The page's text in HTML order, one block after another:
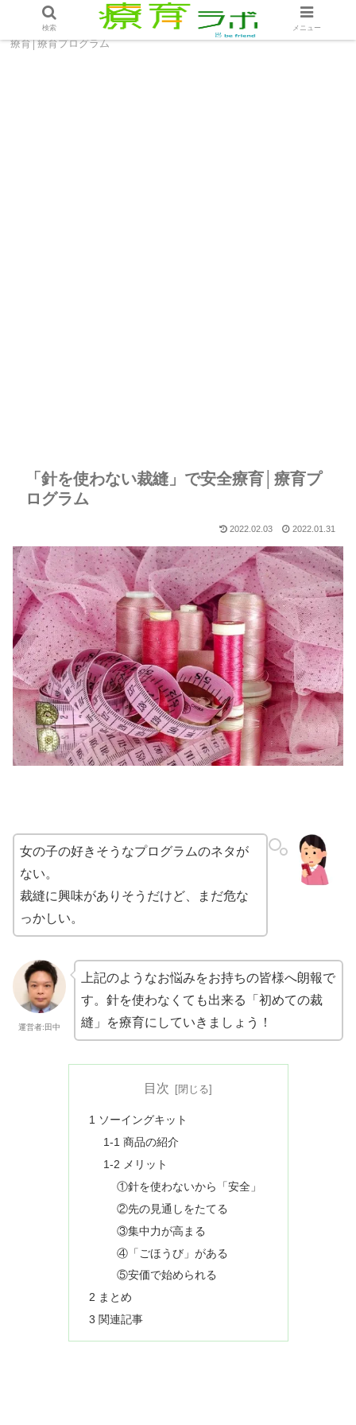
ホーム 療育プログラム
「針を使わない裁縫」で安全
療育│療育プログラム
「針を使わない裁縫」で安全療育│療育プ
ログラム
2022.02.03 2022.01.31
女の子の好きそうなプログラムのネタが
ない。
裁縫に興味がありそうだけど、まだ危な
っかしい。
運営者:田中
上記のようなお悩みをお持ちの皆様へ朗報で
す。針を使わなくても出来る「初めての裁
縫」を療育にしていきましょう！
目次
1 ソーイングキット
1-1 商品の紹介
1-2 メリット
①針を使わないから「安全」
②先の見通しをたてる
③集中力が高まる
④「ごほうび」がある
⑤安価で始められる
2 まとめ
3 関連記事
検索 メニュー